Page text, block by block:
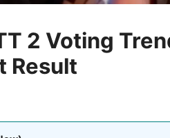
2 Voting
Result